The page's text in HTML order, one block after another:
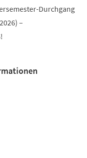
Durchgang
–